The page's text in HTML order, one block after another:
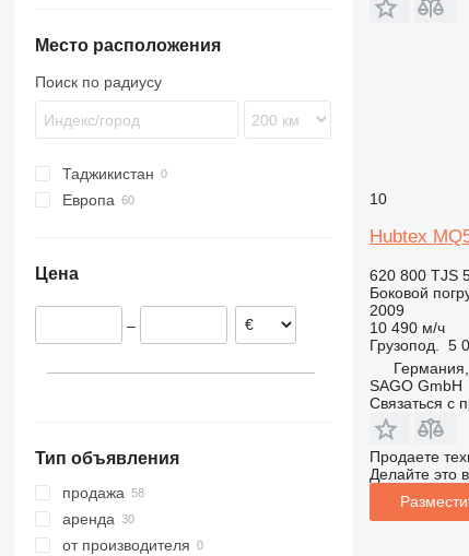
Место расположения
Поиск по радиусу
Таджикистан
Европа
Хорватия
Италия
Цена
–
Тип объявления
продажа
аренда
от производителя
10
Hubtex
620 800 TJS
Боковой
2009
10 490 м/ч
Грузопод.
5
SAGO GmbH
Связаться с
Продаете
Делайте это